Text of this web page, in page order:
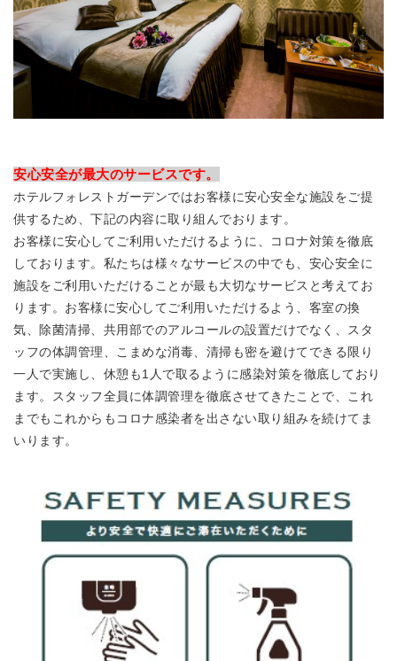
安心安全が最大のサービスです。
ホテルフォレストガーデンではお客様に安心安全な施設をご提
供するため、下記の内容に取り組んでおります。
お客様に安心してご利用いただけるように、コロナ対策を徹底
しております。私たちは様々なサービスの中でも、安心安全に
施設をご利用いただけることが最も大切なサービスと考えてお
ります。お客様に安心してご利用いただけるよう、客室の換
気、除菌清掃、共用部でのアルコールの設置だけでなく、スタ
ッフの体調管理、こまめな消毒、清掃も密を避けてできる限り
一人で実施し、休憩も1人で取るように感染対策を徹底しており
ます。スタッフ全員に体調管理を徹底させてきたことで、これ
までもこれからもコロナ感染者を出さない取り組みを続けてま
いります。